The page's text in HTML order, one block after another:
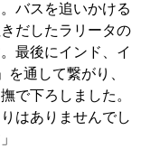
バスを追いかける
だしたラリータの
最後にインド、イ
通して繋がり、
で下ろしました。
はありませんでし